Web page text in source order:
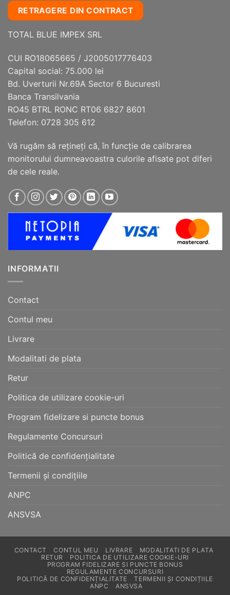
RETRAGERE DIN CONTRACT
TOTAL BLUE IMPEX SRL
CUI RO18065665 / J2005017776403
Capital social: 75.000 lei
Bd. Uverturii Nr.69A Sector 6 Bucuresti
Banca Transilvania
RO45 BTRL RONC RT06 6827 8601
Telefon: 0728 305 612
Vă rugăm să reţineţi că, în funcţie de calibrarea
monitorului dumneavoastra culorile afisate pot diferi
de cele reale.
INFORMATII
Contact
Contul meu
Livrare
Modalitati de plata
Retur
Politica de utilizare cookie-uri
Program fidelizare si puncte bonus
Regulamente Concursuri
Politică de confidențialitate
Termenii și condițiile
ANPC
ANSVSA
CONTACT CONTUL MEU LIVRARE
MODALITATI DE PLATA
RETUR
POLITICA DE UTILIZARE COOKIE-URI
PROGRAM FIDELIZARE SI PUNCTE BONUS
REGULAMENTE CONCURSURI
POLITICĂ DE CONFIDENȚIALITATE
TERMENII ȘI CONDIȚIILE
ANPC
ANSVSA